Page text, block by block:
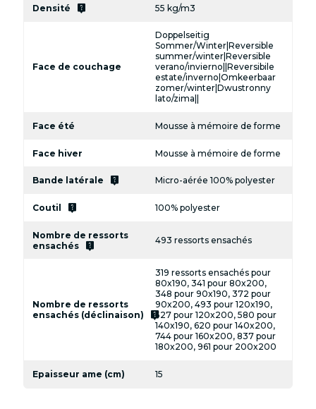
Densité live_help 55 kg/m3
Face de couchage
Doppelseitig
Sommer/Winter|Reversible
summer/winter|Reversible
verano/invierno||Reversibile
estate/inverno|Omkeerbaar
zomer/winter|Dwustronny
lato/zima||
Face été Mousse à mémoire de forme
Face hiver Mousse à mémoire de forme
Bande latérale live_help Micro-aérée 100% polyester
Coutil live_help 100% polyester
Nombre de ressorts
ensachés
live_help 493 ressorts ensachés
Nombre de ressorts
ensachés (déclinaison)
live_help
319 ressorts ensachés pour
80x190, 341 pour 80x200,
348 pour 90x190, 372 pour
90x200, 493 pour 120x190,
527 pour 120x200, 580 pour
140x190, 620 pour 140x200,
744 pour 160x200, 837 pour
180x200, 961 pour 200x200
Epaisseur ame (cm) 15